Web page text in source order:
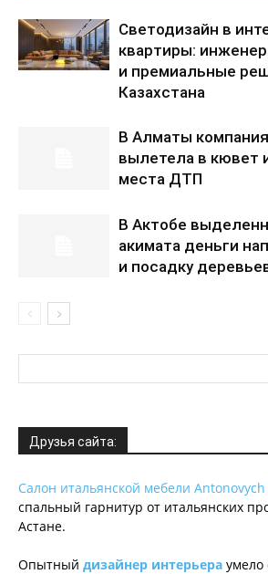
Светодизайн в
квартиры:
и премиальные
Казахстана
В Алматы
вылетела в кювет
места ДТП
В Актобе
акимата деньги
и посадку
Друзья сайта:
Салон итальянской мебели Antonovych
спальный гарнитур от итальянских
Астане.
Опытный дизайнер интерьера умело